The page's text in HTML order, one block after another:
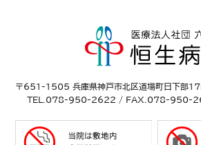
〒651-1505 兵庫県神戸市北区道場町日下部
TEL.078-950-2622 / FAX.078-950-